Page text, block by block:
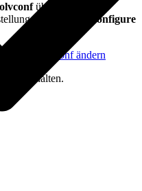
über die
über
dpkg-reconfigure
in resolv.conf ändern
vorbehalten.